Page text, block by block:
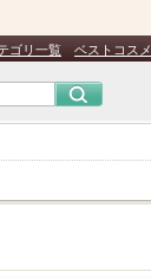
ゴリ一覧 ベストコスメ